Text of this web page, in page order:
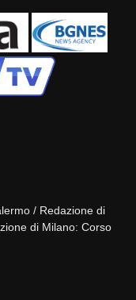
/ Redazione di
di Milano: Corso